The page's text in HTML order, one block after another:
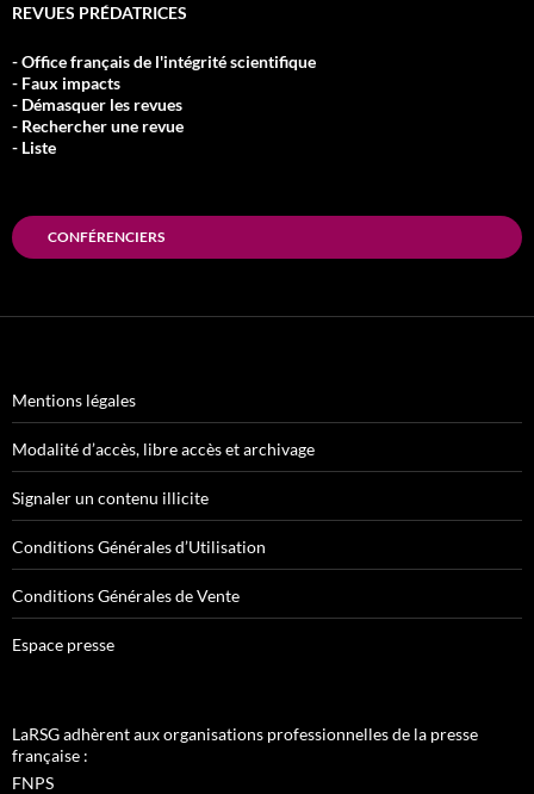
REVUES PRÉDATRICES
- Office français de l'intégrité scientifique
- Faux impacts
- Démasquer les revues
- Rechercher une revue
- Liste
CONFÉRENCIERS
Mentions légales
Modalité d’accès, libre accès et archivage
Signaler un contenu illicite
Conditions Générales d’Utilisation
Conditions Générales de Vente
Espace presse
LaRSG adhèrent aux organisations professionnelles de la presse
française :
FNPS